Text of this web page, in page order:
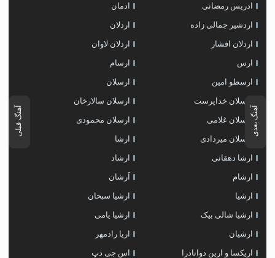
آهنگ بعدی آهنگ قبلی
ادریس رمضانی ادمان
اردشیر جمالی زاده اردلان
اردلان افشار اردلان لاوان
ارس ارسام
ارسطو امین ارسلان
ارسلان خداپرست ارسلان سالارخان
ارسلان غلامی ارسلان محمودی
ارسلان میردادی ارشا
ارشا دهقانی ارشاد
ارشام اَرشان
ارشیا ارشیا سبحان
ارشیا شالی بیک ارشیا یامی
ارشیان اریا رادمهر
اریکسا و ارین دوانادرا اس جی دپ